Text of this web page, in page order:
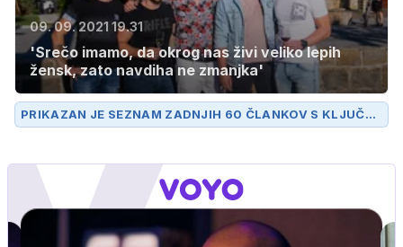
09. 09. 2021 19.31
'Srečo imamo, da okrog nas živi veliko lepih
žensk, zato navdiha ne zmanjka'
PRIKAZAN JE SEZNAM ZADNJIH 60 ČLANKOV S KLJUČN
O BESEDOZVITA FELTNA.